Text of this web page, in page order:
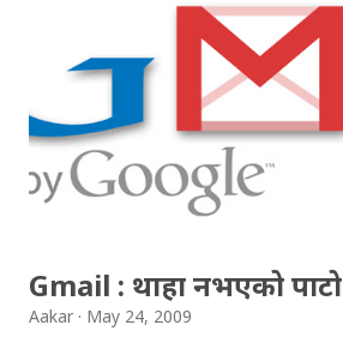
Gmail : थाहा नभएको पाटो
Aakar May 24, 2009